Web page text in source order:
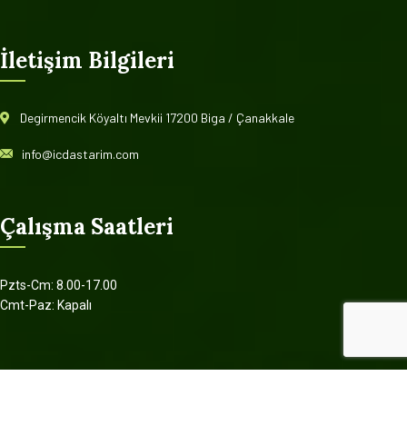
İletişim Bilgileri
Degirmencik Köyaltı Mevkii 17200 Biga / Çanakkale
info@icdastarim.com
Çalışma Saatleri
Pzts-Cm: 8.00-17.00
Cmt-Paz: Kapalı